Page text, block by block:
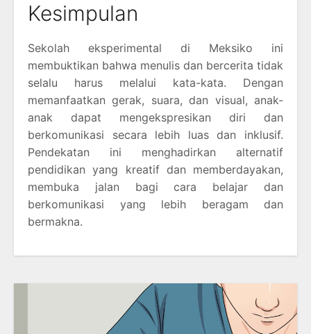
Kesimpulan
Sekolah eksperimental di Meksiko ini
membuktikan bahwa menulis dan bercerita tidak
selalu harus melalui kata-kata. Dengan
memanfaatkan gerak, suara, dan visual, anak-
anak dapat mengekspresikan diri dan
berkomunikasi secara lebih luas dan inklusif.
Pendekatan ini menghadirkan alternatif
pendidikan yang kreatif dan memberdayakan,
membuka jalan bagi cara belajar dan
berkomunikasi yang lebih beragam dan
bermakna.